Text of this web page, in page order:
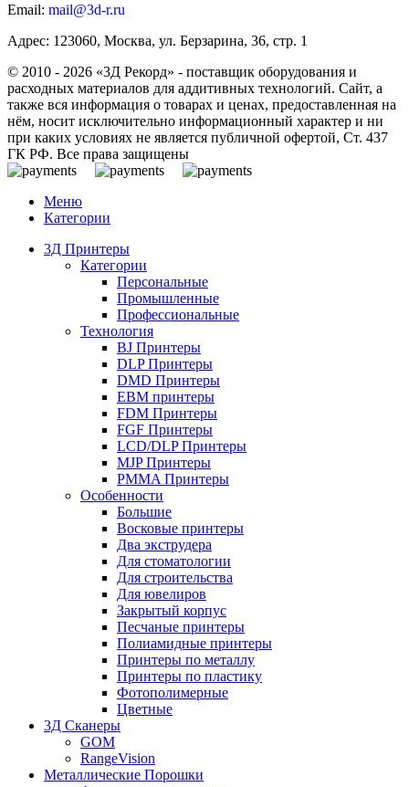
Email: mail@3d-r.ru
Адрес: 123060, Москва, ул. Берзарина, 36, стр. 1
© 2010 - 2026 «3Д Рекорд» - поставщик оборудования и
расходных материалов для аддитивных технологий. Сайт, а
также вся информация о товарах и ценах, предоставленная на
нём, носит исключительно информационный характер и ни
при каких условиях не является публичной офертой, Ст. 437
ГК РФ. Все права защищены
Меню
Категории
3Д Принтеры
Категории
Персональные
Промышленные
Профессиональные
Технология
BJ Принтеры
DLP Принтеры
DMD Принтеры
EBM принтеры
FDM Принтеры
FGF Принтеры
LCD/DLP Принтеры
MJP Принтеры
PMMA Принтеры
Особенности
Большие
Восковые принтеры
Два экструдера
Для стоматологии
Для строительства
Для ювелиров
Закрытый корпус
Песчаные принтеры
Полиамидные принтеры
Принтеры по металлу
Принтеры по пластику
Фотополимерные
Цветные
3Д Сканеры
GOM
RangeVision
Металлические Порошки